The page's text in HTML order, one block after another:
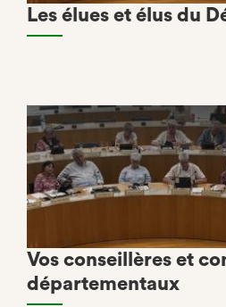
Les élues et élus du
Vos conseillères et
départementaux